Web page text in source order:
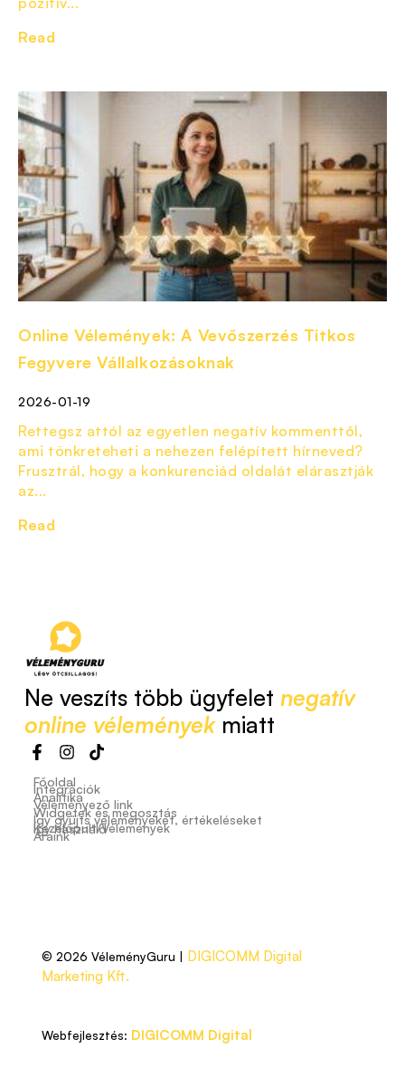
Read
Online Vélemények: A Vevőszerzés Titkos
Fegyvere Vállalkozásoknak
2026-01-19
Rettegsz attól az egyetlen negatív kommenttől,
ami tönkreteheti a nehezen felépített hírneved?
Frusztrál, hogy a konkurenciád oldalát elárasztják
az...
Read
Ne veszíts több ügyfelet negatív
online véleményekmiatt
Főoldal
Integrációk
Analitika
Véleményező link
Widgetek és megosztás
Így gyűjts véleményeket, értékeléseket
Kezelőpult/Vélemények
Így használd
Áraink
© 2026 VéleményGuru | DIGICOMM Digital
Marketing Kft.
Webfejlesztés: DIGICOMM Digital